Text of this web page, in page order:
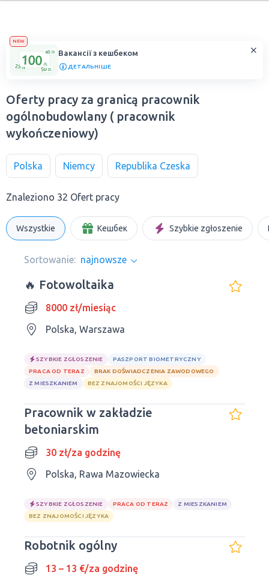
NEW
Вакансії з кешбеком
ДЕТАЛЬНІШЕ
Oferty pracy za granicą pracownik
ogólnobudowlany ( pracownik
wykończeniowy)
Polska Niemcy Republika Czeska
Znaleziono 32 Ofert pracy
Wszystkie Кешбек Szybkie zgłoszenie
Sortowanie: najnowsze
🔥 Fotowoltaika
8000 zł/miesiąc
Polska, Warszawa
SZYBKIE ZGŁOSZENIE
PASZPORT BIOMETRYCZNY
PRACA OD TERAZ
BRAK DOŚWIADCZENIA ZAWODOWEGO
Z MIESZKANIEM
BEZ ZNAJOMOŚCI JĘZYKA
Pracownik w zakładzie
betoniarskim
30 zł/za godzinę
Polska, Rawa Mazowiecka
SZYBKIE ZGŁOSZENIE PRACA OD TERAZ
Z MIESZKANIEM
BEZ ZNAJOMOŚCI JĘZYKA
Robotnik ogólny
13 – 13 €/za godzinę